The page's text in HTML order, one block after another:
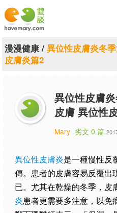
漫漫健康
關於健談
聯絡我們
漫漫健康/ 異位性皮膚炎冬
皮膚炎篇2
異位性皮膚
皮膚 異位性
Mary 劣文 0 篇
異位性皮膚炎是一種慢性反
傳。患者的皮膚容易反覆出
已。尤其在乾燥的冬季，皮
炎患者更需要多注意，以免